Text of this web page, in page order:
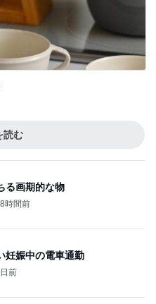
読む
る画期的な物
時間前
妊娠中の電車通勤
前